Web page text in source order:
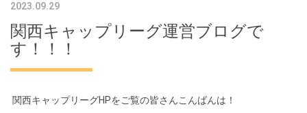
2023.09.29
関西キャップリーグ運営ブログで
す！！！
関西キャップリーグHPをご覧の皆さんこんばんは！